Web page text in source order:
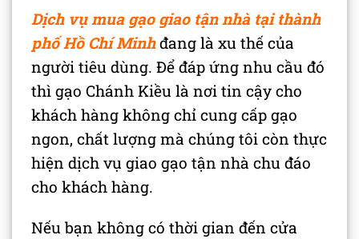
Dịch vụ mua gạo giao tận nhà tại thành
phố Hồ Chí Minhđang là xu thế của
người tiêu dùng. Để đáp ứng nhu cầu đó
thì gạo Chánh Kiều là nơi tin cậy cho
khách hàng không chỉ cung cấp gạo
ngon, chất lượng mà chúng tôi còn thực
hiện dịch vụ giao gạo tận nhà chu đáo
cho khách hàng.
Nếu bạn không có thời gian đến cửa